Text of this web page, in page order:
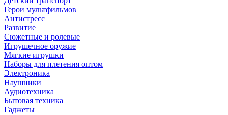
Герои мультфильмов
Антистресс
Развитие
Сюжетные и ролевые
Игрушечное оружие
Мягкие игрушки
Наборы для плетения оптом
Электроника
Наушники
Аудиотехника
Бытовая техника
Гаджеты